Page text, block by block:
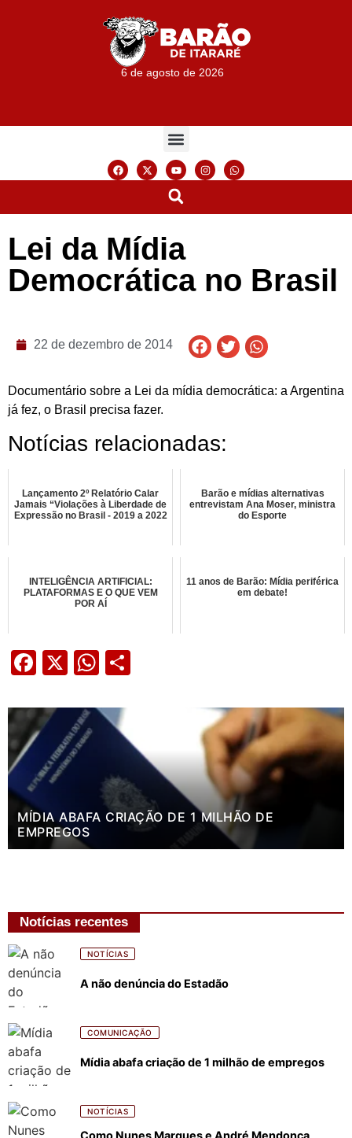
6 de agosto de 2026
Lei da Mídia
Democrática no Brasil
22 de dezembro de 2014
Documentário sobre a Lei da mídia democrática: a Argentina
já fez, o Brasil precisa fazer.
Notícias relacionadas:
Lançamento 2º Relatório Calar
Jamais “Violações à Liberdade de
Expressão no Brasil - 2019 a 2022
Barão e mídias alternativas
entrevistam Ana Moser, ministra
do Esporte
INTELIGÊNCIA ARTIFICIAL:
PLATAFORMAS E O QUE VEM
POR AÍ
11 anos de Barão: Mídia periférica
em debate!
Facebook
X WhatsApp
MÍDIA ABAFA CRIAÇÃO DE 1 MILHÃO DE
EMPREGOS
Notícias recentes
NOTÍCIAS
A não denúncia do Estadão
COMUNICAÇÃO
Mídia abafa criação de 1 milhão de empregos
NOTÍCIAS